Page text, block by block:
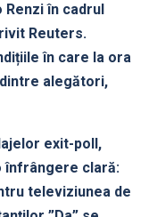
în cadrul
Reuters.
în care la ora
alegători,
exit-poll,
înfrângere clară:
televiziunea de